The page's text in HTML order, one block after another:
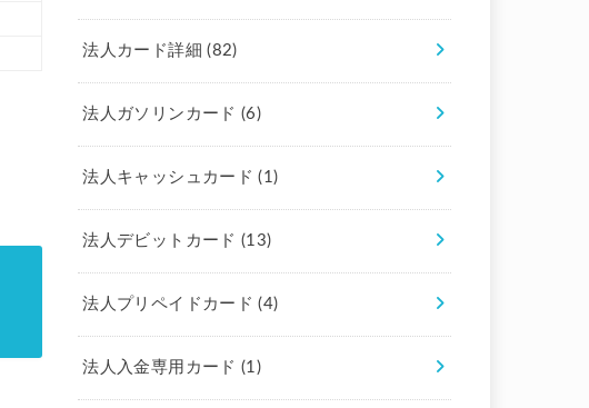
法人カード詳細(82)
法人ガソリンカード (6)
法人キャッシュカード(1)
法人デビットカード (13)
法人プリペイドカード(4)
法人入金専用カード (1)